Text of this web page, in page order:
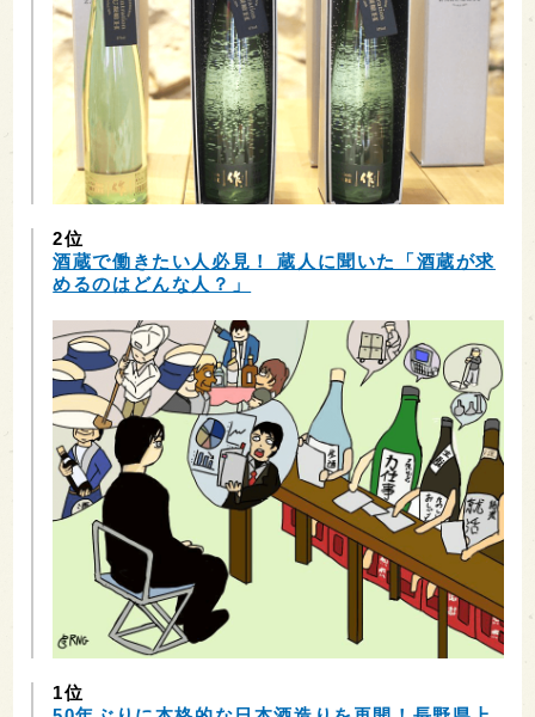
2位
酒蔵で働きたい人必見！ 蔵人に聞いた「酒蔵が求
めるのはどんな人？」
1位